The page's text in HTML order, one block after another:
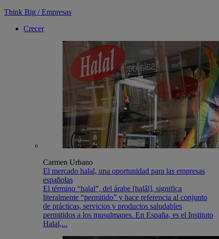
Think Big / Empresas
Crecer
Carmen Urbano
El mercado halal, una oportunidad para las empresas
españolas
El término “halal”, del árabe [halâl], significa
literalmente “permitido” y hace referencia al conjunto
de prácticas, servicios y productos saludables
permitidos a los musulmanes. En España, es el Instituto
Halal,...